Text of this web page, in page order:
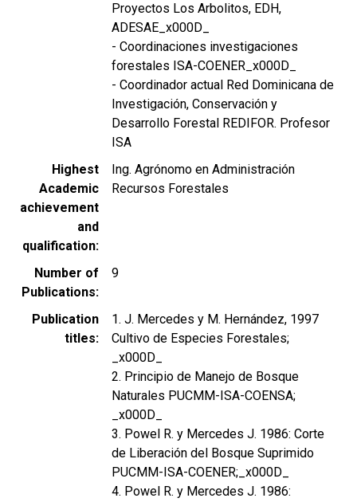
Proyectos Los Arbolitos, EDH,
ADESAE_x000D_
- Coordinaciones investigaciones
forestales ISA-COENER_x000D_
- Coordinador actual Red Dominicana de
Investigación, Conservación y
Desarrollo Forestal REDIFOR. Profesor
ISA
Highest
Academic
achievement
and
qualification
Ing. Agrónomo en Administración
Recursos Forestales
Number of
Publications
9
Publication
titles
1. J. Mercedes y M. Hernández, 1997
Cultivo de Especies Forestales;
_x000D_
2. Principio de Manejo de Bosque
Naturales PUCMM-ISA-COENSA;
_x000D_
3. Powel R. y Mercedes J. 1986: Corte
de Liberación del Bosque Suprimido
PUCMM-ISA-COENER;_x000D_
4. Powel R. y Mercedes J. 1986: